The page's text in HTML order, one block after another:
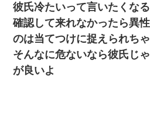
クラスで一人無口で誰とも話さない
なかったその男子に女子達がお土産
出張中の旦那から『フリンしやがっ
「本当に家まで来たの？証拠は？」
いのか！」→ 離婚後
彼氏冷たいって言いたくな
確認して来れなかったら異
のは当てつけに捉えられち
そんなに危ないなら彼氏じ
が良いよ